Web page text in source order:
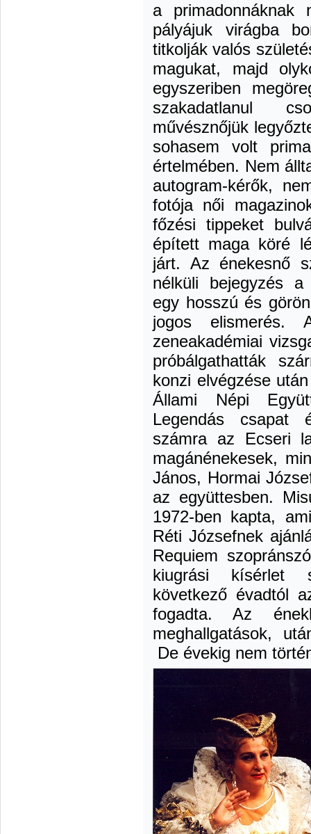
a primadonnáknak
pályájuk virágba
titkolják valós
magukat, majd
egyszeriben
szakadatlanul
művésznőjük
sohasem volt
értelmében. Nem
autogram-kérők,
fotója női
főzési tippeket
épített maga köré
járt. Az énekesnő
nélküli bejegyzés a
egy hosszú és
jogos elismerés.
zeneakadémiai
próbálgathatták
konzi elvégzése
Állami Népi
Legendás csapat
számra az Ecseri
magánénekesek,
János, Hormai
az együttesben.
1972-ben kapta,
Réti Józsefnek
Requiem
kiugrási kísérlet
következő évadtól
fogadta. Az
meghallgatások,
De évekig nem